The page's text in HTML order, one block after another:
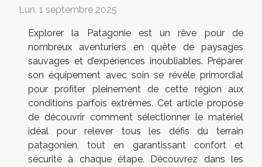
Lun. 1 septembre 2025
Explorer la Patagonie est un rêve pour de
nombreux aventuriers en quête de paysages
sauvages et d’expériences inoubliables. Préparer
son équipement avec soin se révèle primordial
pour profiter pleinement de cette région aux
conditions parfois extrêmes. Cet article propose
de découvrir comment sélectionner le matériel
idéal pour relever tous les défis du terrain
patagonien, tout en garantissant confort et
sécurité à chaque étape. Découvrez dans les